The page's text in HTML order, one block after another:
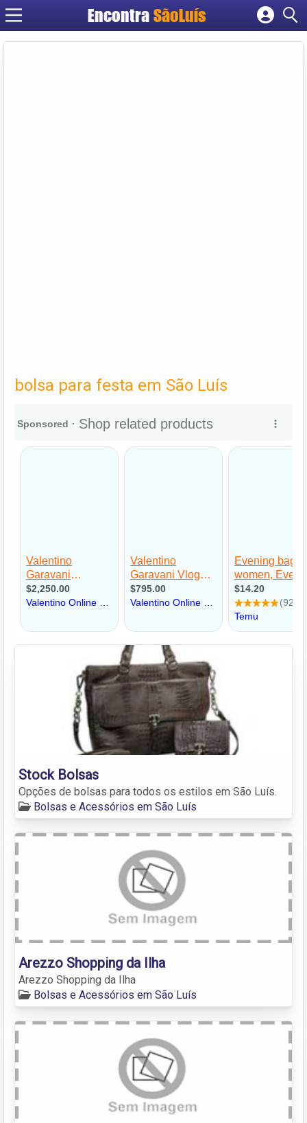
Encontra SãoLuís
Cadastrar empresa
bolsa para festa em São Luís
Stock Bolsas
Opções de bolsas para todos os estilos em São Luís.
Bolsas e Acessórios em São Luís
Arezzo Shopping da Ilha
Arezzo Shopping da Ilha
Bolsas e Acessórios em São Luís